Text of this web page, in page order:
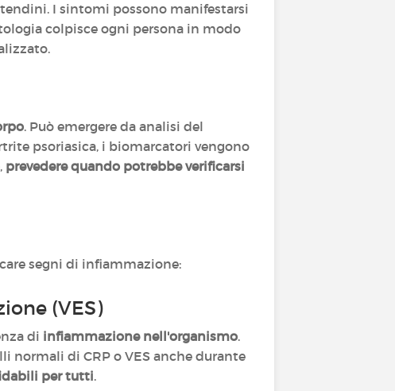
I sintomi possono manifestarsi
colpisce ogni persona in modo
. Può emergere da analisi del
psoriasica, i biomarcatori vengono
prevedere quando potrebbe verificarsi
segni di infiammazione:
(VES)
di infiammazione nell'organismo.
normali di CRP o VES anche durante
per tutti.